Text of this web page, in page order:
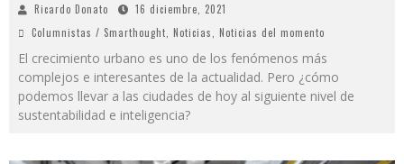
Ricardo Donato
16 diciembre, 2021
Columnistas / Smarthought Noticias Noticias del momento
El crecimiento urbano es uno de los fenómenos más
complejos e interesantes de la actualidad. Pero ¿cómo
podemos llevar a las ciudades de hoy al siguiente nivel de
sustentabilidad e inteligencia?